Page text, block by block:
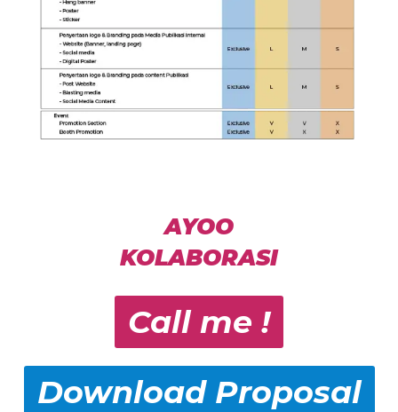
AYOO
KOLABORASI
Call me !
Download Proposal